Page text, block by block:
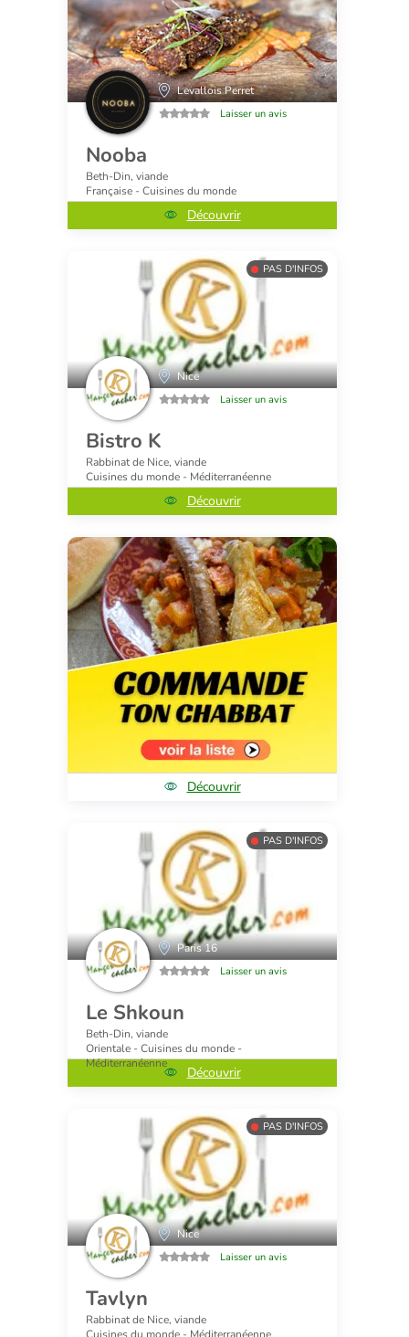
Levallois Perret
Laisser un avis
Nooba
Beth-Din, viande
Française - Cuisines du monde
Découvrir
PAS D'INFOS
Nice
Laisser un avis
Bistro K
Rabbinat de Nice, viande
Cuisines du monde - Méditerranéenne
Découvrir
Découvrir
PAS D'INFOS
Paris 16
Laisser un avis
Le Shkoun
Beth-Din, viande
Orientale - Cuisines du monde -
Méditerranéenne
Découvrir
PAS D'INFOS
Nice
Laisser un avis
Tavlyn
Rabbinat de Nice, viande